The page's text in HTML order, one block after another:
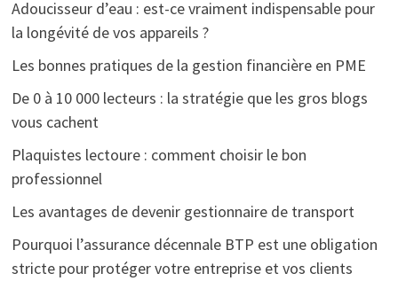
Adoucisseur d’eau : est-ce vraiment indispensable pour
la longévité de vos appareils ?
Les bonnes pratiques de la gestion financière en PME
De 0 à 10 000 lecteurs : la stratégie que les gros blogs
vous cachent
Plaquistes lectoure : comment choisir le bon
professionnel
Les avantages de devenir gestionnaire de transport
Pourquoi l’assurance décennale BTP est une obligation
stricte pour protéger votre entreprise et vos clients